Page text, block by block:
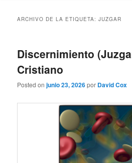
ARCHIVO DE LA ETIQUETA:JUZGAR
Discernimiento
Cristiano
Posted onjunio 23, 2026por David Cox